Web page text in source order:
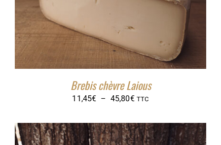
Brebis chèvre Laious
11,45€ – 45,80€Plage
prix :
11,45€
TTC